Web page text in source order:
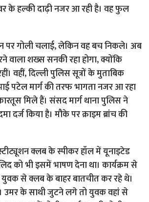
के हल्की दाढ़ी नजर आ रही है। वह फुल
पर गोली चलाई, लेकिन वह बच निकले। अब
शख्स सनकी रहा होगा, क्योंकि
वहीं, दिल्ली पुलिस सूत्रों के मुताबिक
पटेल मार्ग की तरफ भागता नजर आ रहा
मिले हैं। संसद मार्ग थाना पुलिस ने
दर्ज किया है। मौके पर क्राइम ब्रांच की
क्लब के स्पीकर हॉल में यूनाइटेड
को भी इसमें भाषण देना था। कार्यक्रम से
से क्लब के बाहर बातचीत कर रहे थे।
उमर के साथी जुटने लगे तो युवक वहां से